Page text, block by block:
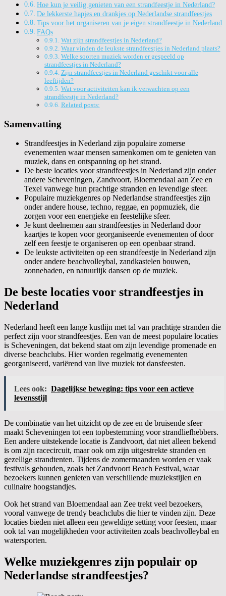
Hoe kun je veilig genieten van een strandfeestje in Nederland?
De lekkerste hapjes en drankjes op Nederlandse strandfeestjes
Tips voor het organiseren van je eigen strandfeestje in Nederland
FAQs
Wat zijn strandfeestjes in Nederland?
Waar vinden de leukste strandfeestjes in Nederland plaats?
Welke soorten muziek worden er gespeeld op
strandfeestjes in Nederland?
Zijn strandfeestjes in Nederland geschikt voor alle
leeftijden?
Wat voor activiteiten kan ik verwachten op een
strandfeestje in Nederland?
Related posts:
Samenvatting
Strandfeestjes in Nederland zijn populaire zomerse
evenementen waar mensen samenkomen om te genieten van
muziek, dans en ontspanning op het strand.
De beste locaties voor strandfeestjes in Nederland zijn onder
andere Scheveningen, Zandvoort, Bloemendaal aan Zee en
Texel vanwege hun prachtige stranden en levendige sfeer.
Populaire muziekgenres op Nederlandse strandfeestjes zijn
onder andere house, techno, reggae, en popmuziek, die
zorgen voor een energieke en feestelijke sfeer.
Je kunt deelnemen aan strandfeestjes in Nederland door
kaartjes te kopen voor georganiseerde evenementen of door
zelf een feestje te organiseren op een openbaar strand.
De leukste activiteiten op een strandfeestje in Nederland zijn
onder andere beachvolleybal, zandkastelen bouwen,
zonnebaden, en natuurlijk dansen op de muziek.
De beste locaties voor strandfeestjes in
Nederland
Nederland heeft een lange kustlijn met tal van prachtige stranden die
perfect zijn voor strandfeestjes. Een van de meest populaire locaties
is Scheveningen, dat bekend staat om zijn levendige promenade en
diverse beachclubs. Hier worden regelmatig evenementen
georganiseerd, variërend van live muziek tot dansfeesten.
Lees ook: Dagelijkse beweging: tips voor een actieve
levensstijl
De combinatie van het uitzicht op de zee en de bruisende sfeer
maakt Scheveningen tot een topbestemming voor strandliefhebbers.
Een andere uitstekende locatie is Zandvoort, dat niet alleen bekend
is om zijn racecircuit, maar ook om zijn uitgestrekte stranden en
gezellige strandtenten. Tijdens de zomermaanden worden er vaak
festivals gehouden, zoals het Zandvoort Beach Festival, waar
bezoekers kunnen genieten van verschillende muziekstijlen en
culinaire hoogstandjes.
Ook het strand van Bloemendaal aan Zee trekt veel bezoekers,
vooral vanwege de trendy beachclubs die hier te vinden zijn. Deze
locaties bieden niet alleen een geweldige setting voor feesten, maar
ook tal van mogelijkheden voor activiteiten zoals beachvolleybal en
watersporten.
Welke muziekgenres zijn populair op
Nederlandse strandfeestjes?